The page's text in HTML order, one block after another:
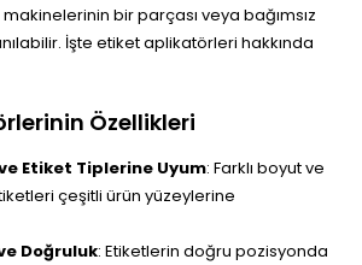
bir parçası veya bağımsız
İşte etiket aplikatörleri hakkında
Özellikleri
Etiket Tiplerine Uyum: Farklı boyut ve
çeşitli ürün yüzeylerine
Doğruluk: Etiketlerin doğru pozisyonda